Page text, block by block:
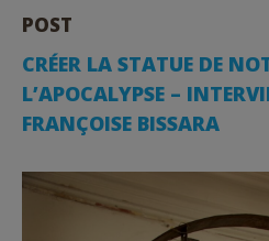
POST
CRÉER LA STATUE DE
L’APOCALYPSE –
FRANÇOISE BISSARA